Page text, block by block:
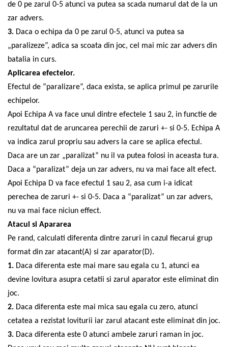
de 0 pe zarul 0-5 atunci va putea sa scada numarul dat de la un
zar advers.
3. Daca o echipa da 0 pe zarul 0-5, atunci va putea sa
„paralizeze”, adica sa scoata din joc, cel mai mic zar advers din
batalia in curs.
Aplicarea efectelor.
Efectul de “paralizare”, daca exista, se aplica primul pe zarurile
echipelor.
Apoi Echipa A va face unul dintre efectele 1 sau 2, in functie de
rezultatul dat de aruncarea perechii de zaruri +- si 0-5. Echipa A
va indica zarul propriu sau advers la care se aplica efectul.
Daca are un zar „paralizat” nu il va putea folosi in aceasta tura.
Daca a “paralizat” deja un zar advers, nu va mai face alt efect.
Apoi Echipa D va face efectul 1 sau 2, asa cum i-a idicat
perechea de zaruri +- si 0-5. Daca a “paralizat” un zar advers,
nu va mai face niciun effect.
Atacul si Apararea
Pe rand, calculati diferenta dintre zaruri in cazul fiecarui grup
format din zar atacant(A) si zar aparator(D).
1. Daca diferenta este mai mare sau egala cu 1, atunci ea
devine lovitura asupra cetatii si zarul aparator este eliminat din
joc.
2. Daca diferenta este mai mica sau egala cu zero, atunci
cetatea a rezistat loviturii iar zarul atacant este eliminat din joc.
3. Daca diferenta este 0 atunci ambele zaruri raman in joc.